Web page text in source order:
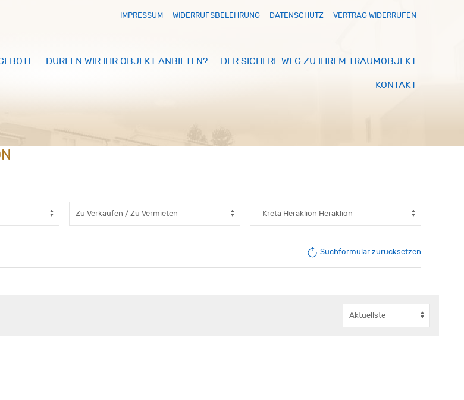
IMPRESSUM WIDERRUFSBELEHRUNG DATENSCHUTZ VERTRAG WIDERRUFEN
DÜRFEN WIR IHR OBJEKT ANBIETEN? DER SICHERE WEG ZU IHREM TRAUMOBJEKT
KONTAKT
Suchformular zurücksetzen